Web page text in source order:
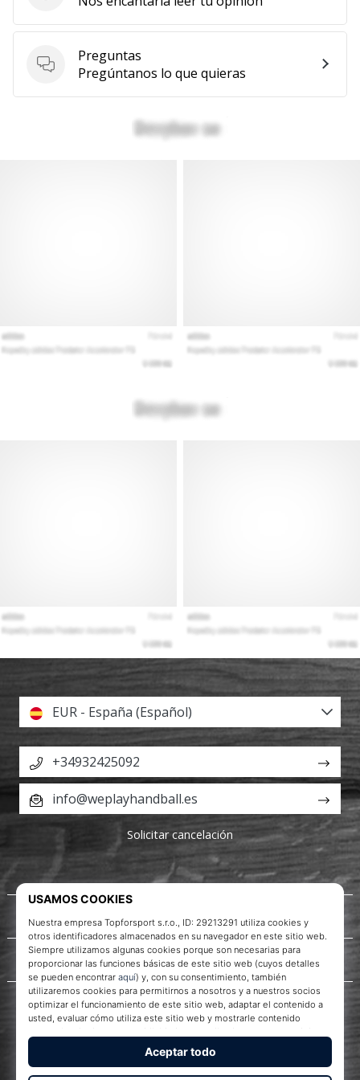
Preguntas
Preguntas
Pregúntanos lo que quieras
Acerca de nosotros
Servicio al cliente
EUR - España (Español)
+34932425092
info@weplayhandball.es
Solicitar cancelación